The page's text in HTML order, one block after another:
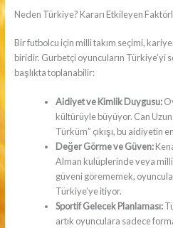
Neden Türkiye? Kararı Etkileyen
Bir futbolcu için milli takım seçimi,
biridir. Gurbetçi oyuncuların Türkiye’yi
başlıkta toplanabilir:
Aidiyet ve Kimlik Duygusu:
kültürüyle büyüyor. Can
Türküm” çıkışı, bu aidiyetin
Değer Görme ve Güven:
Alman kulüplerinde veya
güveni görememek,
Türkiye’ye itiyor.
Sportif Gelecek Planlaması:
artık oyunculara sadece